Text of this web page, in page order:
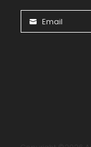
EmailEmail